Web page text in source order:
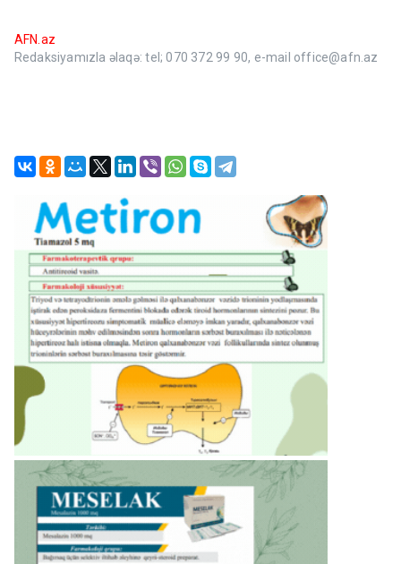
AFN.az
Redaksiyamızla əlaqə: tel; 070 372 99 90, e-mail office@afn.az